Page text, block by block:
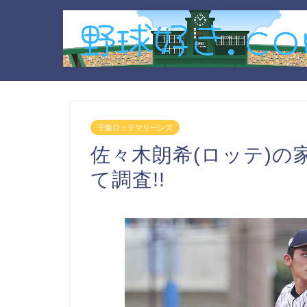
千葉ロッテマリーンズ
佐々木朗希(ロッテ)の
て調査!!